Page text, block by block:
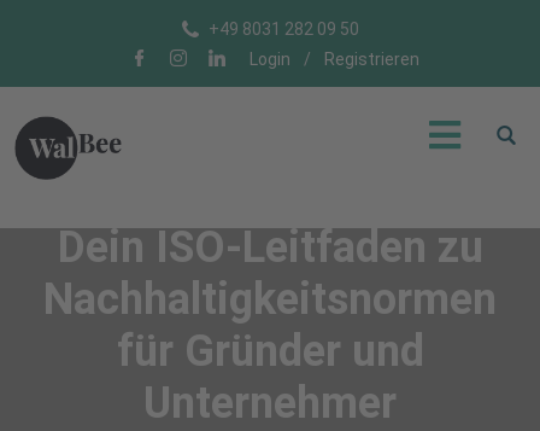
+49 8031 282 09 50
Login
/ Registrieren
Dein ISO-Leitfaden zu
Nachhaltigkeitsnormen
für Gründer und
Unternehmer